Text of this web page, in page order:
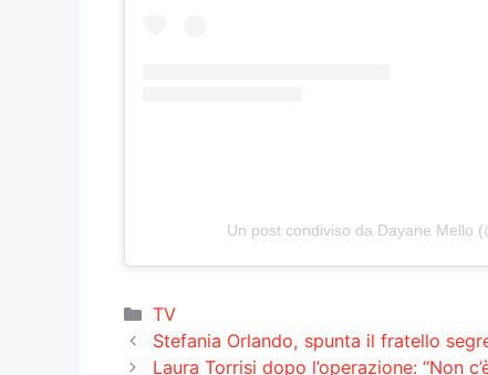
Un post condiviso da Dayane Mello
Categorie
TV
Stefania Orlando, spunta il fratello
Laura Torrisi dopo l’operazione: “Non